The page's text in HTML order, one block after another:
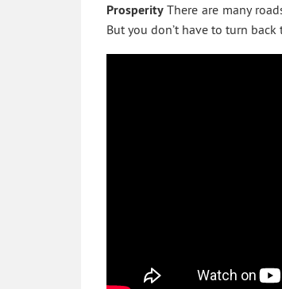
ProsperityThere are many
But you don’t have to turn